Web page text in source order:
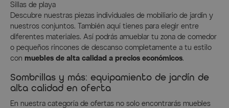
Sillas de playa
Descubre nuestras piezas individuales de mobiliario de jardín y
nuestros conjuntos. También aquí tienes para elegir entre
diferentes materiales. Así podrás amueblar tu zona de comedor
o pequeños rincones de descanso completamente a tu estilo
con muebles de alta calidad a precios económicos.
Sombrillas y más: equipamiento de jardín de
alta calidad en oferta
En nuestra categoría de ofertas no solo encontrarás muebles